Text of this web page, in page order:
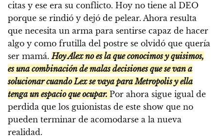
citas y ese era su conflicto. Hoy no tiene al DEO
porque se rindió y dejó de pelear. Ahora resulta
que necesita un arma para sentirse capaz de hacer
algo y como frutilla del postre se olvidó que quería
ser mamá.Hoy Alex no es la que conocimos y quisimos,
es una combinación de malas decisiones que se van a
solucionar cuando Lex se vaya para Metropolis y ella
tenga un espacio que ocupar. Por ahora sigue igual de
perdida que los guionistas de este show que no
pueden terminar de acomodarse a la nueva
realidad.